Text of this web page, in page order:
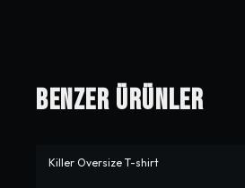
Benzer Ürünler
Killer Oversize T-shirt